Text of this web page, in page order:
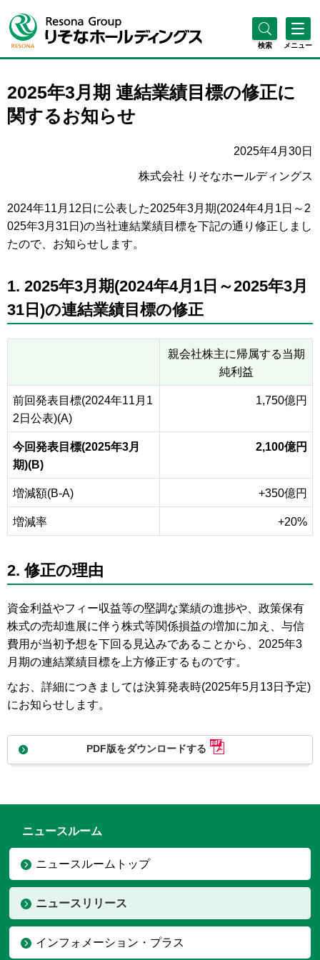
検索 メニュー
2025年3月期 連結業績目標の修正に
関するお知らせ
2025年4月30日
株式会社 りそなホールディングス
2024年11月12日に公表した2025年3月期(2024年4月1日～2
025年3月31日)の当社連結業績目標を下記の通り修正しまし
たので、お知らせします。
1. 2025年3月期(2024年4月1日～2025年3月
31日)の連結業績目標の修正
親会社株主に帰属する当期
純利益
前回発表目標(2024年11月1
2日公表)(A)
1,750億円
今回発表目標(2025年3月
期)(B)
2,100億円
増減額(B-A) +350億円
増減率 +20%
2. 修正の理由
資金利益やフィー収益等の堅調な業績の進捗や、政策保有
株式の売却進展に伴う株式等関係損益の増加に加え、与信
費用が当初予想を下回る見込みであることから、2025年3
月期の連結業績目標を上方修正するものです。
なお、詳細につきましては決算発表時(2025年5月13日予定)
にお知らせします。
PDF版をダウンロードする
ニュースルーム
ニュースルームトップ
ニュースリリース
インフォメーション・プラス